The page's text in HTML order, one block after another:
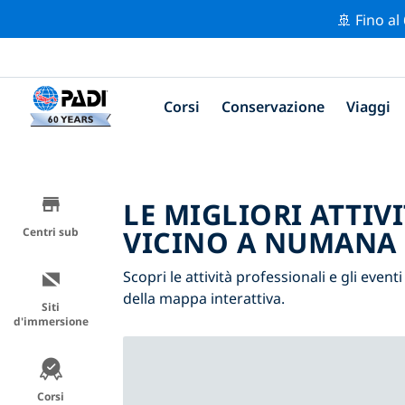
🚢 Fino
Corsi Conservazione Viaggi
Centri sub
Siti
d'immersione
Corsi
LE MIGLIORI
VICINO A NUMANA
Scopri le attività professionali e gli
della mappa interattiva.